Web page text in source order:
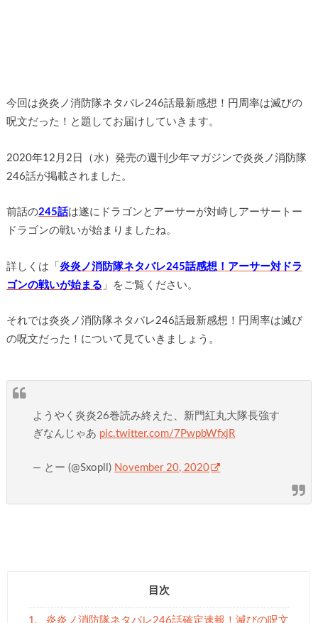
今回は炎炎ノ消防隊ネタバレ246話最新感想！円周率は滅びの
呪文だった！と題してお届けしていきます。
2020年12月2日（水）発売の週刊少年マガジンで炎炎ノ消防隊
246話が掲載されました。
前話の245話は遂にドラゴンとアーサーが対峙しアーサートー
ドラゴンの戦いが始まりましたね。
詳しくは「 炎炎ノ消防隊ネタバレ245話感想！アーサー対ドラ
ゴンの戦いが始まる 」をご覧ください。
それでは炎炎ノ消防隊ネタバレ246話最新感想！円周率は滅び
の呪文だった！について見ていきましょう。
ようやく炎炎26巻読み終えた、新門紅丸大隊長強す
ぎなんじゃあ pic.twitter.com/7PwpbWfxjR
— とー (@Sxopll) November 20, 2020
目次
1. 炎炎ノ消防隊ネタバレ246話確定速報！滅びの呪文